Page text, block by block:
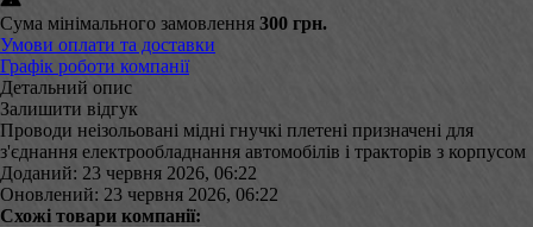
Сума мінімального замовлення 300 грн.
Умови оплати та доставки
Графік роботи компанії
Детальний опис
Залишити відгук
Проводи неізольовані мідні гнучкі плетені призначені для
з'єднання електрообладнання автомобілів і тракторів з корпусом
Доданий: 23 червня 2026, 06:22
Оновлений: 23 червня 2026, 06:22
Схожі товари компанії: